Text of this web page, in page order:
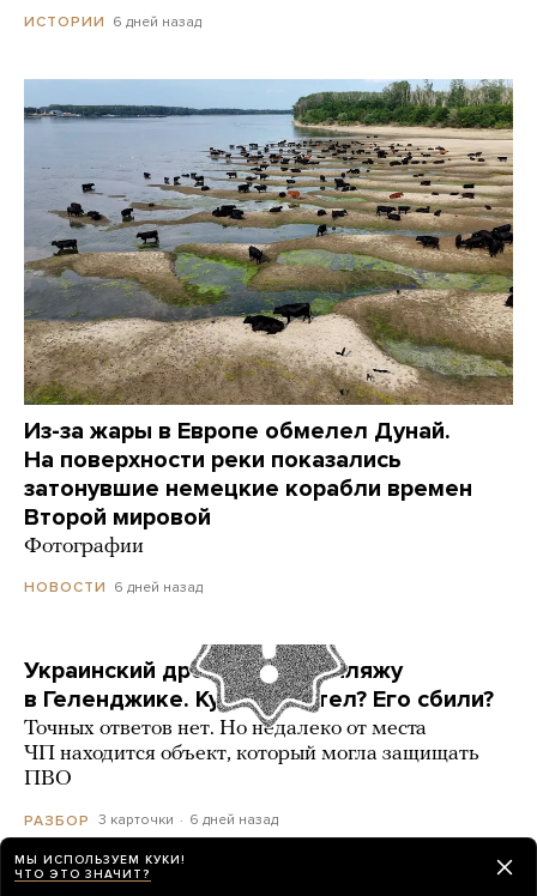
ИСТОРИИ 6 дней назад
Из-за жары в Европе обмелел Дунай.
На поверхности реки показались
затонувшие немецкие корабли времен
Второй мировой
Фотографии
НОВОСТИ 6 дней назад
Украинский дрон попал по пляжу
в Геленджике. Куда он летел? Его сбили?
Точных ответов нет. Но недалеко от места
ЧП находится объект, который могла защищать
ПВО
РАЗБОР 3 карточки 6 дней назад
МЫ ИСПОЛЬЗУЕМ КУКИ!
ЧТО ЭТО ЗНАЧИТ?